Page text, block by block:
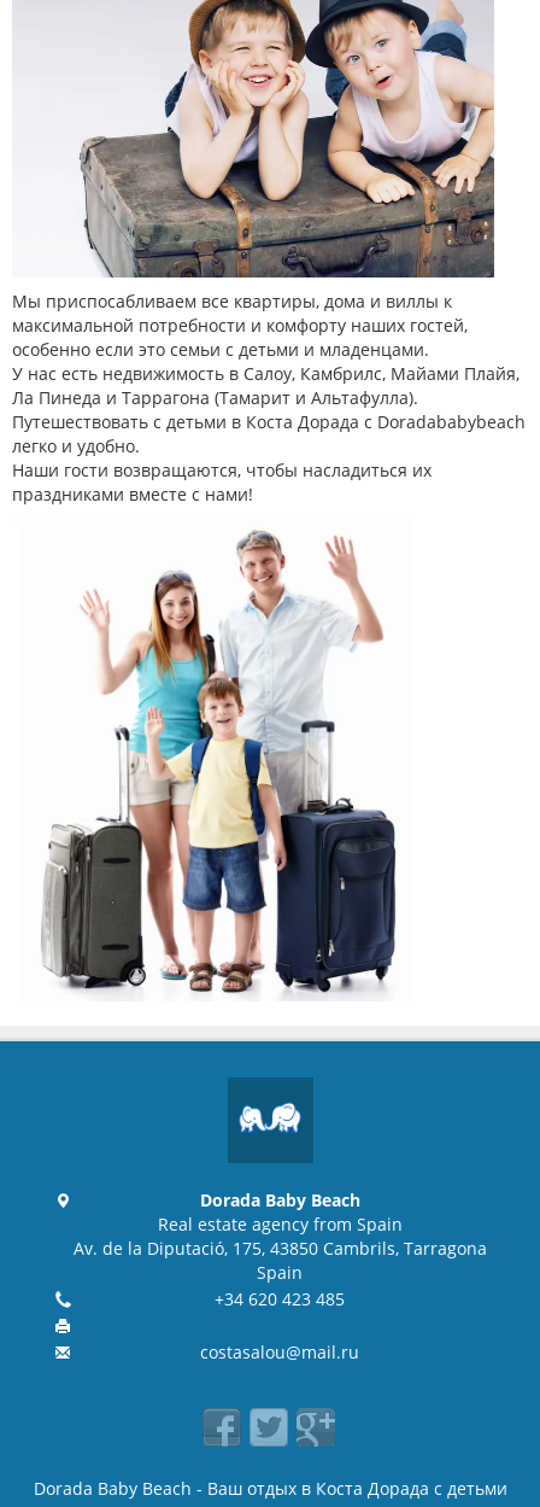
Мы приспосабливаем все квартиры, дома и виллы к
максимальной потребности и комфорту наших гостей,
особенно если это семьи с детьми и младенцами.
У нас есть недвижимость в Салоу, Камбрилс, Майами Плайя,
Ла Пинеда и Таррагона (Тамарит и Альтафулла).
Путешествовать с детьми в Коста Дорада с Doradababybeach
легко и удобно.
Наши гости возвращаются, чтобы насладиться их
праздниками вместе с нами!
Dorada Baby Beach
Real estate agency from Spain
Av. de la Diputació, 175, 43850 Cambrils, Tarragona
Spain
+34 620 423 485
costasalou@mail.ru
Dorada Baby Beach - Ваш отдых в Коста Дорада с детьми